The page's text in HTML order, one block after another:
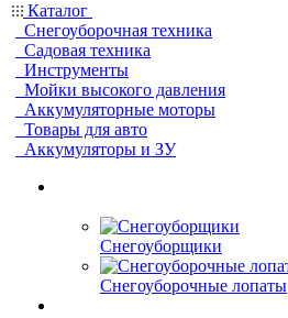
Каталог
Снегоуборочная техника
Садовая техника
Инструменты
Мойки высокого давления
Аккумуляторные моторы
Товары для авто
Аккумуляторы и ЗУ
Снегоуборщики
Снегоуборочные лопаты